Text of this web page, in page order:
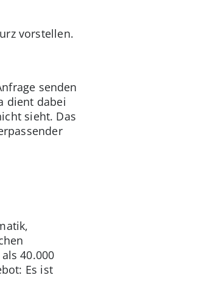
vorstellen.
senden
dient dabei
sieht. Das
40.000
Es ist